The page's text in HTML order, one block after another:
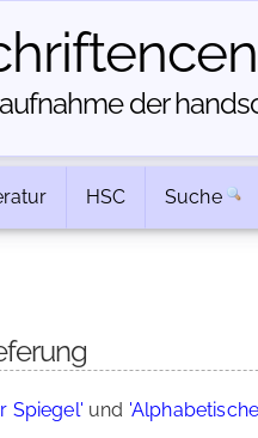
der
HSC Suche
Spiegel' und